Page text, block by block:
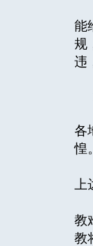
能
规
违
各
惶
教
教